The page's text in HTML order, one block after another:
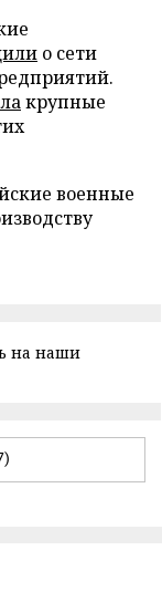
о сети
крупные
военные
на наши